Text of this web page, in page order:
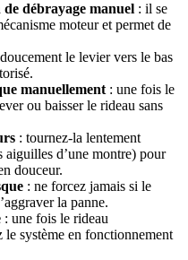
débrayage manuel : il se
moteur et permet de
le levier vers le bas
manuellement : une fois le
ou baisser le rideau sans
: tournez-la lentement
aiguilles d’une montre) pour
douceur.
: ne forcez jamais si le
la panne.
: une fois le rideau
système en fonctionnement